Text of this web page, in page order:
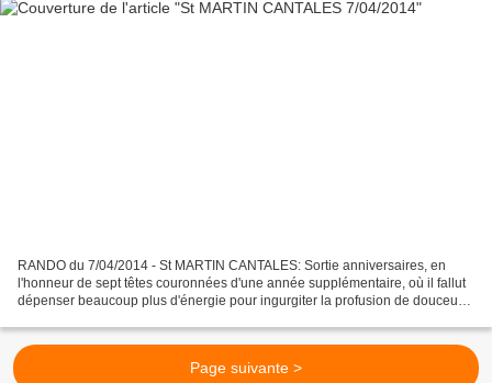
RANDO du 7/04/2014 - St MARTIN CANTALES: Sortie anniversaires, en
l'honneur de sept têtes couronnées d'une année supplémentaire, où il fallut
dépenser beaucoup plus d'énergie pour ingurgiter la profusion de douceurs
Page suivante >